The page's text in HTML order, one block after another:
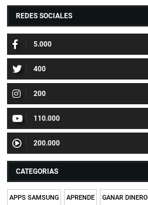
REDES SOCIALES
5.000
400
200
110.000
200.000
CATEGORIAS
APPS SAMSUNG APRENDE GANAR DINERO